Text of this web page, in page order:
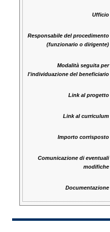
Ufficio
Responsabile del procedimento
(funzionario o dirigente)
Modalità seguita per
l'individuazione del beneficiario
Link al progetto
Link al curriculum
Importo corrisposto
Comunicazione di eventuali
modifiche
Documentazione